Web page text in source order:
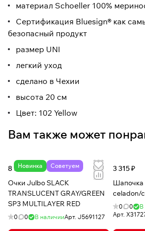
материал Schoeller 100%
Сертификация Bluesign® как
безопасный продукт
размер UNI
легкий уход
сделано в Чехии
высота 20 см
Цвет: 102 Yellow
Вам также может
Новинка Советуем
8 347 ₽
Очки Julbo SLACK
TRANSLUCENT GRAY/GREEN
SP3 MULTILAYER RED
0 0 В наличииАрт. J5691127
3 315 ₽
Шапочка
celadon/
0 0
В
Арт.